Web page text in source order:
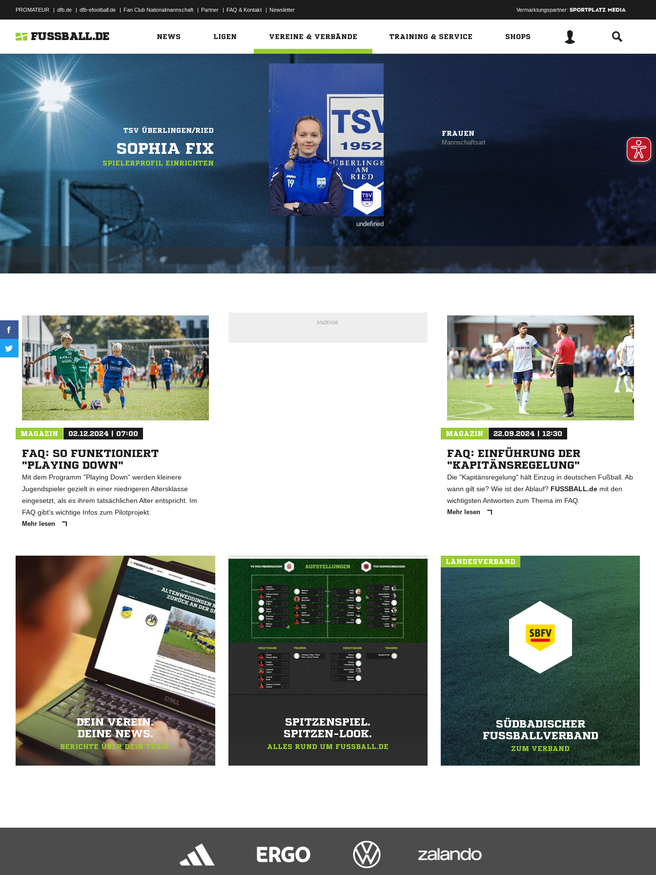
PROMATEUR | dfb.de | dfb-efootball.de | Fan Club Nationalmannschaft | Partner | FAQ & Kontakt | Newsletter Vermarktungspartner:
FUSSBALL.DE NEWS LIGEN VEREINE & VERBÄNDE TRAINING & SERVICE SHOPS
TSV ÜBERLINGEN/RIED
SOPHIA FIX
undefined
SPIELERPROFIL EINRICHTEN
FRAUEN
Mannschaftsart
MAGAZIN 02.12.2024 | 07:00
FAQ: SO FUNKTIONIERT
"PLAYING DOWN"
Mit dem Programm "Playing Down" werden kleinere
Jugendspieler gezielt in einer niedrigeren Altersklasse
eingesetzt, als es ihrem tatsächlichen Alter entspricht. Im
FAQ gibt's wichtige Infos zum Pilotprojekt.
Mehr lesen
ANZEIGE
MAGAZIN 22.09.2024 | 12:30
FAQ: EINFÜHRUNG DER
"KAPITÄNSREGELUNG"
Die "Kapitänsregelung" hält Einzug in deutschen Fußball. Ab
wann gilt sie? Wie ist der Ablauf? FUSSBALL.de mit den
wichtigsten Antworten zum Thema im FAQ.
Mehr lesen
DEIN VEREIN.
DEINE NEWS.
BERICHTE ÜBER DEIN TEAM.
SPITZENSPIEL.
SPITZEN-LOOK.
ALLES RUND UM FUSSBALL.DE
LANDESVERBAND
SÜDBADISCHER
FUSSBALLVERBAND
ZUM VERBAND